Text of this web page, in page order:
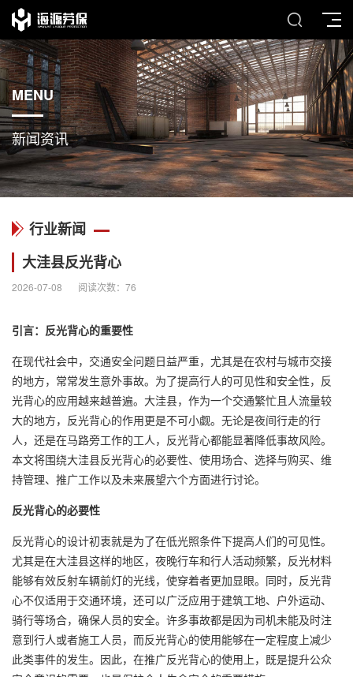
MENU
新闻资讯
行业新闻
大洼县反光背心
2026-07-08 阅读次数： 76
引言： 反光背心的重要性
在现代社会中，交通安全问题日益严重，尤其是在农村与城市交接
的地方，常常发生意外事故。为了提高行人的可见性和安全性，反
光背心的应用越来越普遍。大洼县，作为一个交通繁忙且人流量较
大的地方，反光背心的作用更是不可小觑。无论是夜间行走的行
人，还是在马路旁工作的工人，反光背心都能显著降低事故风险。
本文将围绕大洼县反光背心的必要性、使用场合、选择与购买、维
持管理、推广工作以及未来展望六个方面进行讨论。
反光背心的必要性
反光背心的设计初衷就是为了在低光照条件下提高人们的可见性。
尤其是在大洼县这样的地区，夜晚行车和行人活动频繁，反光材料
能够有效反射车辆前灯的光线，使穿着者更加显眼。同时，反光背
心不仅适用于交通环境，还可以广泛应用于建筑工地、户外运动、
骑行等场合，确保人员的安全。许多事故都是因为司机未能及时注
意到行人或者施工人员，而反光背心的使用能够在一定程度上减少
此类事件的发生。因此，在推广反光背心的使用上，既是提升公众